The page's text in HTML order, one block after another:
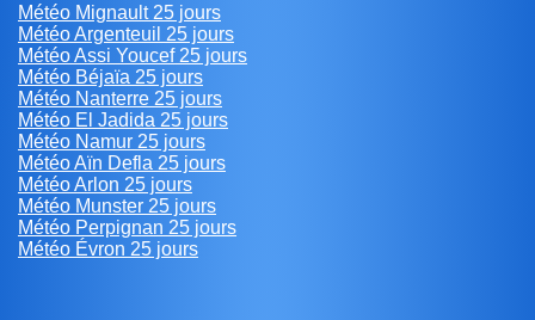
Météo Mignault 25 jours
Météo Argenteuil 25 jours
Météo Assi Youcef 25 jours
Météo Béjaïa 25 jours
Météo Nanterre 25 jours
Météo El Jadida 25 jours
Météo Namur 25 jours
Météo Aïn Defla 25 jours
Météo Arlon 25 jours
Météo Munster 25 jours
Météo Perpignan 25 jours
Météo Évron 25 jours